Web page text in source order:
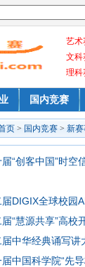
艺术
文科
理科
国内竞赛
页 > 国内竞赛 > 新
“创客中国”时空
DIGIX全球校园
“慧源共享”高校
中华经典诵写讲
中国科学院“先